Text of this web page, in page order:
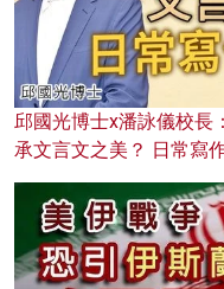
邱國光博士x潘詠儀校長
承文言文之美？ 日常寫